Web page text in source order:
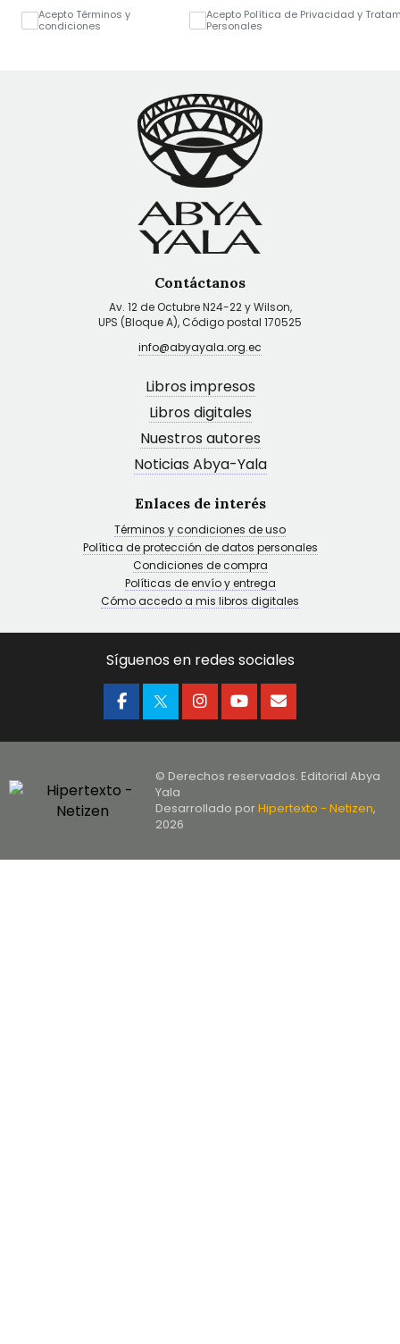
Acepto Términos y
condiciones
Acepto Política de Privacidad y
Personales
Contáctanos
Av. 12 de Octubre N24-22 y Wilson,
UPS (Bloque A), Código postal 170525
info@abyayala.org.ec
Libros impresos
Libros digitales
Nuestros autores
Noticias Abya-Yala
Enlaces de interés
Términos y condiciones de uso
Política de protección de datos personales
Condiciones de compra
Políticas de envío y entrega
Cómo accedo a mis libros digitales
Síguenos en redes sociales
© Derechos reservados. Editorial Abya
Yala
Desarrollado porHipertexto - Netizen,
2026